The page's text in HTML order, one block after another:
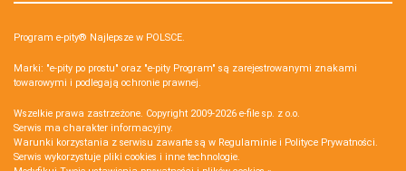
Program e-pity® Najlepsze w POLSCE.
Marki: "e-pity po prostu" oraz "e-pity Program" są zarejestrowanymi znakami
towarowymi i podlegają ochronie prawnej.
Wszelkie prawa zastrzeżone. Copyright 2009-2026 e-file sp. z o.o.
Serwis ma charakter informacyjny.
Warunki korzystania z serwisu zawarte są w Regulaminie i Polityce Prywatności.
Serwis wykorzystuje pliki cookies i inne technologie.